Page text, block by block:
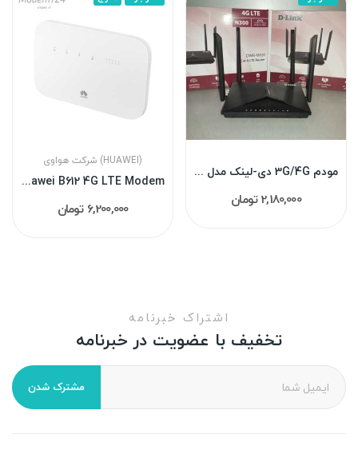
شرکت هواوی (HUAWEI)
Huawei B612 4G LTE Modem (انلاک کارخانه)
6,200,000 تومان
مودم 3G/4G دی-لینک مدل M920
2,180,000 تومان
اشتراک خبرنامه
تخفیف با عضویت در خبرنامه
مشترک شدن